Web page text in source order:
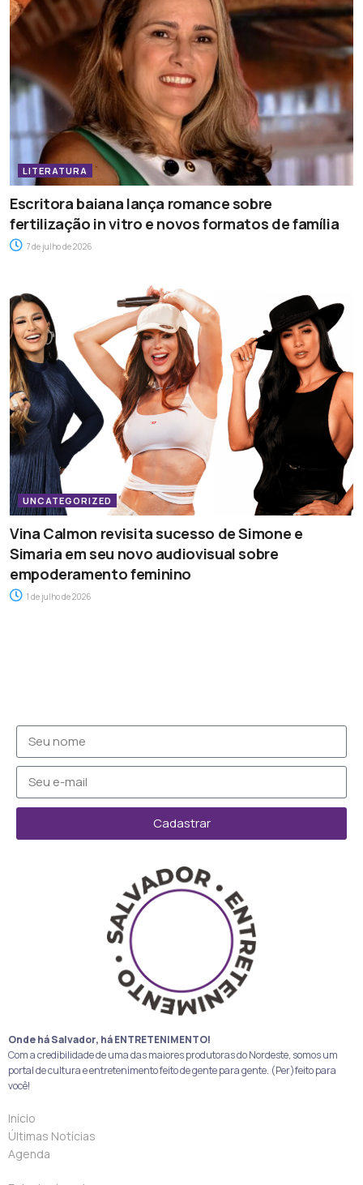
LITERATURA
Escritora baiana lança romance sobre
fertilização in vitro e novos formatos de família
7 de julho de 2026
UNCATEGORIZED
Vina Calmon revisita sucesso de Simone e
Simaria em seu novo audiovisual sobre
empoderamento feminino
1 de julho de 2026
Cadastrar
Onde há Salvador, há ENTRETENIMENTO!
Com a credibilidade de uma das maiores produtoras do Nordeste, somos um
portal de cultura e entretenimento feito de gente para gente. (Per)feito para
você!
Início
Últimas Notícias
Agenda